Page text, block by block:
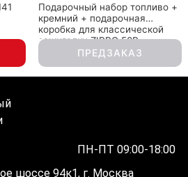
Подарочный набор топливо +
кремний + подарочная
коробка для классической
зажигалки ZIPPO 50R
ПРЕДЗАКАЗ
ПН-ПТ 09:00-18:00
шоссе 94к1, г. Москва